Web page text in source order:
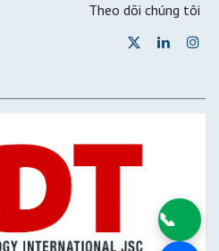
Theo dõi chúng tôi
📞